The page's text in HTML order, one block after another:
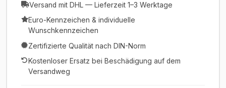
Versand mit DHL — Lieferzeit 1–3 Werktage
Euro-Kennzeichen & individuelle
Wunschkennzeichen
Zertifizierte Qualität nach DIN-Norm
Kostenloser Ersatz bei Beschädigung auf dem
Versandweg